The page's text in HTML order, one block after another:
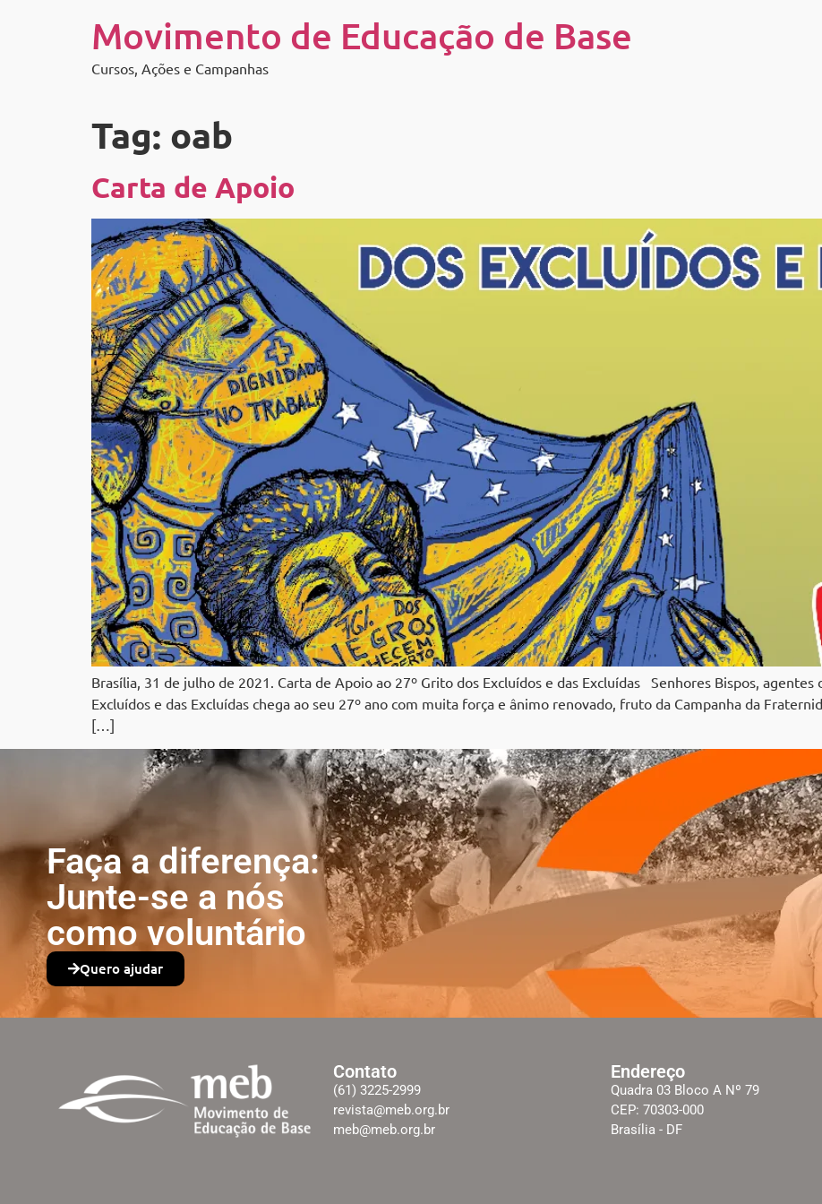
Movimento de Educação de Base
Cursos, Ações e Campanhas
Tag: oab
Carta de Apoio
Brasília, 31 de julho de 2021. Carta de Apoio ao 27º Grito dos Excluídos e das Excluídas Senhores Bispos,
Excluídos e das Excluídas chega ao seu 27º ano com muita força e ânimo renovado, fruto da Campanha da
[…]
Faça a diferença:
Junte-se a nós
como voluntário
Quero ajudar
Contato
(61) 3225-2999
revista@meb.org.br
meb@meb.org.br
Endereço
Quadra 03 Bloco A Nº 79
CEP: 70303-000
Brasília - DF